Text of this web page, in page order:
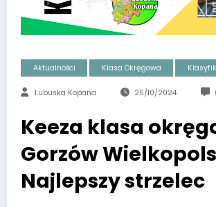
Aktualności Klasa Okręgowa
Lubuska Kopana 25/10/2024
Keeza klasa
Gorzów
Najlepszy strzelec